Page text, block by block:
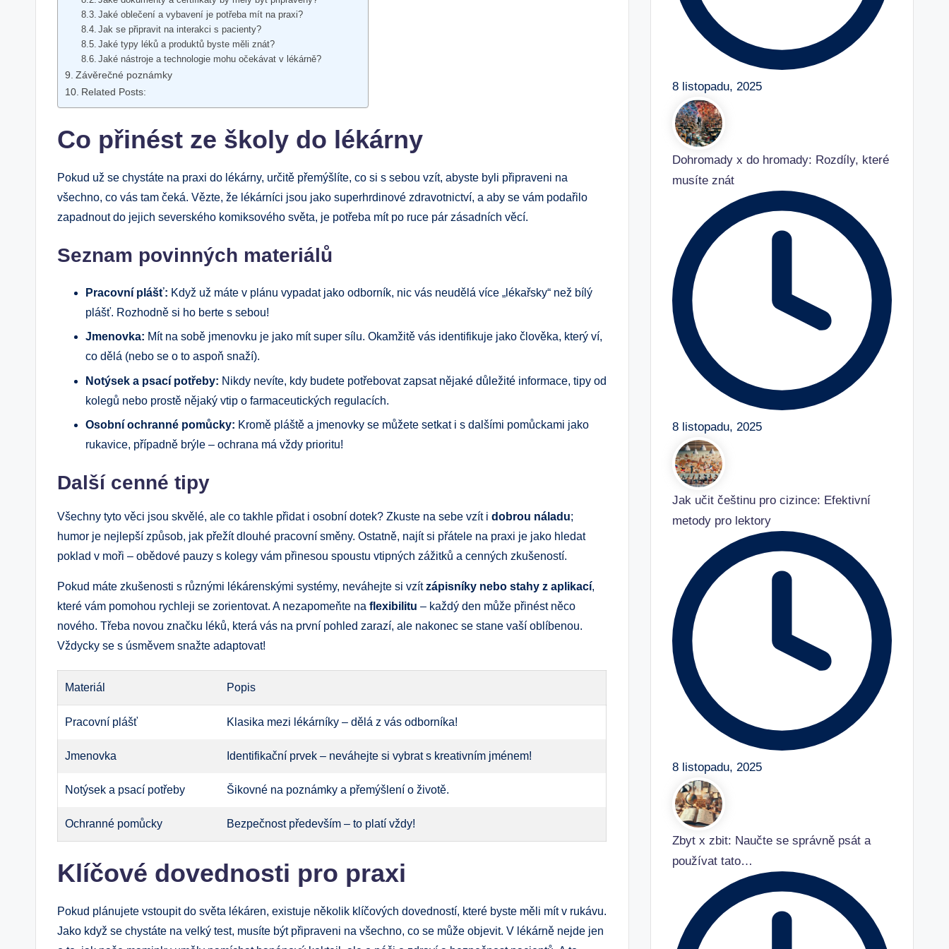
Jaké oblečení a vybavení je potřeba mít na praxi?
Jak se připravit na interakci s pacienty?
Jaké typy léků a produktů byste měli znát?
Jaké nástroje a technologie mohu očekávat v lékárně?
Závěrečné poznámky
Related Posts:
Co přinést ze školy do lékárny
Pokud už se chystáte na praxi do lékárny, určitě přemýšlíte, co si s sebou vzít, abyste byli připraveni na
všechno, co vás tam čeká. Vězte, že lékárníci jsou jako superhrdinové zdravotnictví, a aby se vám podařilo
zapadnout do jejich severského komiksového světa, je potřeba mít po ruce pár zásadních věcí.
Seznam povinných materiálů
Pracovní plášť: Když už máte v plánu vypadat jako odborník, nic vás neudělá více „lékařsky“ než bílý
plášť. Rozhodně si ho berte s sebou!
Jmenovka: Mít na sobě jmenovku je jako mít super sílu. Okamžitě vás identifikuje jako člověka, který ví,
co dělá (nebo se o to aspoň snaží).
Notýsek a psací potřeby: Nikdy nevíte, kdy budete potřebovat zapsat nějaké důležité informace, tipy od
kolegů nebo prostě nějaký vtip o farmaceutických regulacích.
Osobní ochranné pomůcky: Kromě pláště a jmenovky se můžete setkat i s dalšími pomůckami jako
rukavice, případně brýle – ochrana má vždy prioritu!
Další cenné tipy
Všechny tyto věci jsou skvělé, ale co takhle přidat i osobní dotek? Zkuste na sebe vzít i dobrou náladu;
humor je nejlepší způsob, jak přežít dlouhé pracovní směny. Ostatně, najít si přátele na praxi je jako hledat
poklad v moři – obědové pauzy s kolegy vám přinesou spoustu vtipných zážitků a cenných zkušeností.
Pokud máte zkušenosti s různými lékárenskými systémy, neváhejte si vzítzápisníky nebo stahy z aplikací,
které vám pomohou rychleji se zorientovat. A nezapomeňte na flexibilitu – každý den může přinést něco
nového. Třeba novou značku léků, která vás na první pohled zarazí, ale nakonec se stane vaší oblíbenou.
Vždycky se s úsměvem snažte adaptovat!
Materiál Popis
Pracovní plášť Klasika mezi lékárníky – dělá z vás odborníka!
Jmenovka Identifikační prvek – neváhejte si vybrat s kreativním jménem!
Notýsek a psací potřeby Šikovné na poznámky a přemýšlení o životě.
Ochranné pomůcky Bezpečnost především – to platí vždy!
Klíčové dovednosti pro praxi
Pokud plánujete vstoupit do světa lékáren, existuje několik klíčových dovedností, které byste měli mít v rukávu.
Jako když se chystáte na velký test, musíte být připraveni na všechno, co se může objevit. V lékárně nejde jen
8 listopadu, 2025
Dohromady x do hromady: Rozdíly, které
musíte znát
8 listopadu, 2025
Jak učit češtinu pro cizince: Efektivní
metody pro lektory
8 listopadu, 2025
Zbyt x zbit: Naučte se správně psát a
používat tato…